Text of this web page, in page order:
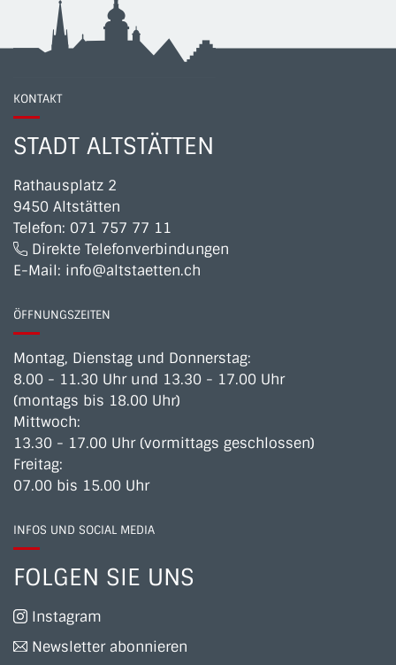
KONTAKT
STADT ALTSTÄTTEN
Rathausplatz 2
9450 Altstätten
Telefon: 071 757 77 11
Direkte Telefonverbindungen
E-Mail: info@altstaetten.ch
ÖFFNUNGSZEITEN
Montag, Dienstag und Donnerstag:
8.00 - 11.30 Uhr und 13.30 - 17.00 Uhr
(montags bis 18.00 Uhr)
Mittwoch:
13.30 - 17.00 Uhr (vormittags geschlossen)
Freitag:
07.00 bis 15.00 Uhr
INFOS UND SOCIAL MEDIA
FOLGEN SIE UNS
Instagram
Newsletter abonnieren